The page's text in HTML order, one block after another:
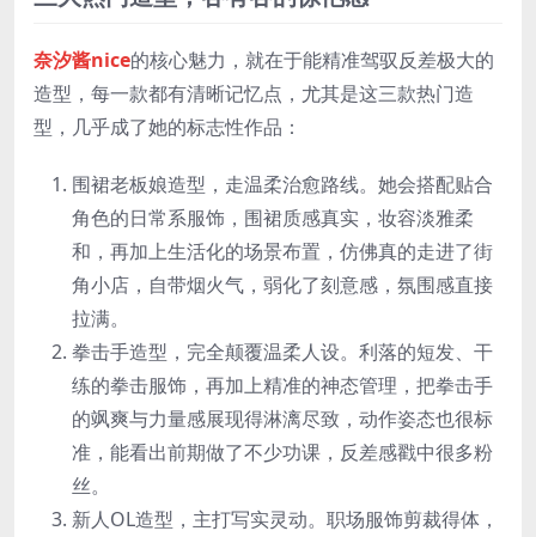
奈汐酱nice的核心魅力，就在于能精准驾驭反差极大的
造型，每一款都有清晰记忆点，尤其是这三款热门造
型，几乎成了她的标志性作品：
围裙老板娘造型，走温柔治愈路线。她会搭配贴合
角色的日常系服饰，围裙质感真实，妆容淡雅柔
和，再加上生活化的场景布置，仿佛真的走进了街
角小店，自带烟火气，弱化了刻意感，氛围感直接
拉满。
拳击手造型，完全颠覆温柔人设。利落的短发、干
练的拳击服饰，再加上精准的神态管理，把拳击手
的飒爽与力量感展现得淋漓尽致，动作姿态也很标
准，能看出前期做了不少功课，反差感戳中很多粉
丝。
新人OL造型，主打写实灵动。职场服饰剪裁得体，